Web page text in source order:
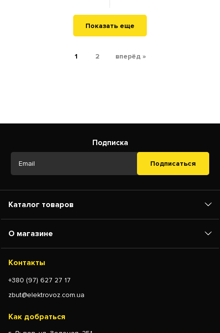
Показать еще
1 2 вперёд »
Подписка
Подписаться
Каталог товаров
О магазине
Контакты
+380 (97) 627 27 17
zbut@elektrovoz.com.ua
Как добраться